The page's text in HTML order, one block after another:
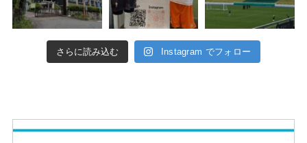
さらに読み込む Instagram でフォロー